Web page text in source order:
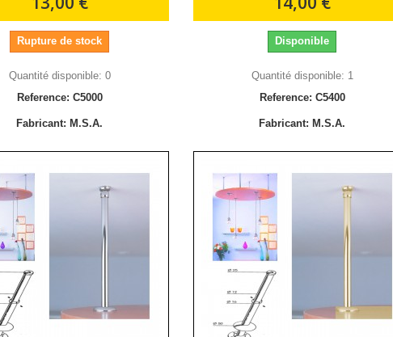
Rupture de stock
Quantité disponible: 0
Reference: C5000
Fabricant: M.S.A.
Disponible
Quantité disponible: 1
Reference: C5400
Fabricant: M.S.A.